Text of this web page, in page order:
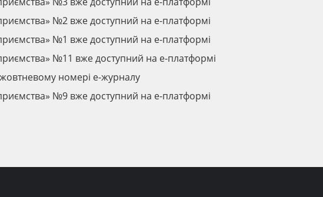
№2 вже доступний на е-платформі
№1 вже доступний на е-платформі
№11 вже доступний на е-платформі
номері е-журналу
№9 вже доступний на е-платформі